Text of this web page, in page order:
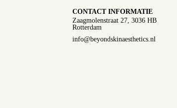
CONTACT INFORMATIE
Zaagmolenstraat 27, 3036 HB
Rotterdam
info@beyondskinaesthetics.nl